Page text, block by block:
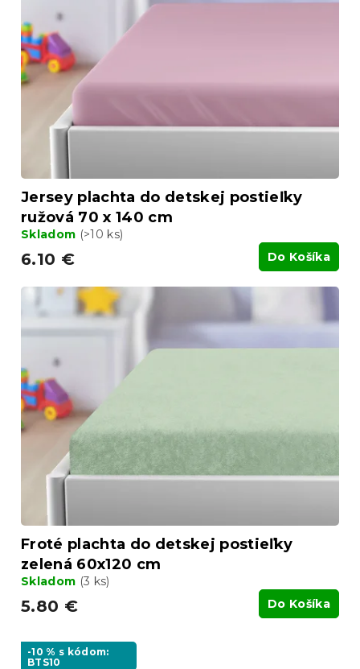
Jersey plachta do detskej postieľky
ružová 70 x 140 cm
Skladom (>10 ks)
6.10 € Do Košíka
Froté plachta do detskej postieľky
zelená 60x120 cm
Skladom (3 ks)
5.80 € Do Košíka
-10 % s kódom:
BTS10